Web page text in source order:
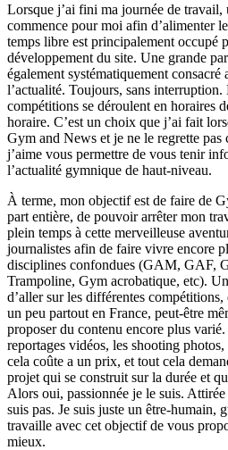
Lorsque j’ai fini ma journée de travail,
commence pour moi afin d’alimenter
temps libre est principalement occupé
développement du site. Une grande
également systématiquement consacré
l’actualité. Toujours, sans
compétitions se déroulent en horaires
horaire. C’est un choix que j’ai fait
Gym and News et je ne le regrette pas
j’aime vous permettre de vous tenir
l’actualité gymnique de haut-niveau.
À terme, mon objectif est de faire de
part entière, de pouvoir arrêter mon
plein temps à cette merveilleuse
journalistes afin de faire vivre encore
disciplines confondues (GAM, GAF,
Trampoline, Gym acrobatique, etc).
d’aller sur les différentes
un peu partout en France, peut-être
proposer du contenu encore plus
reportages vidéos, les shooting
cela coûte a un prix, et tout cela
projet qui se construit sur la durée et
Alors oui, passionnée je le suis.
suis pas. Je suis juste un être-humain,
travaille avec cet objectif de vous
mieux.